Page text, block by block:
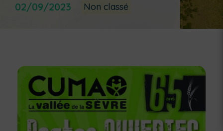
02/09/2023 Non classé